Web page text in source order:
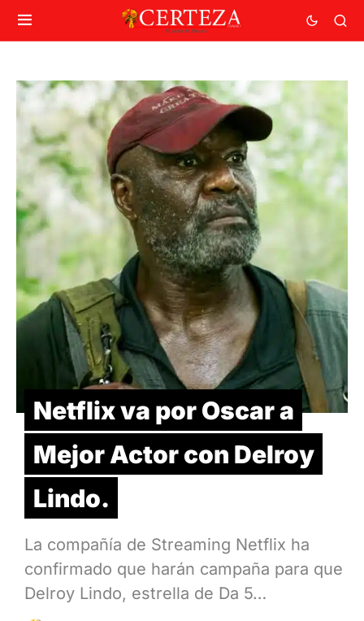
Netflix va por Oscar a
Mejor Actor con Delroy
Lindo.
La compañía de Streaming Netflix ha
confirmado que harán campaña para que
Delroy Lindo, estrella de Da 5…